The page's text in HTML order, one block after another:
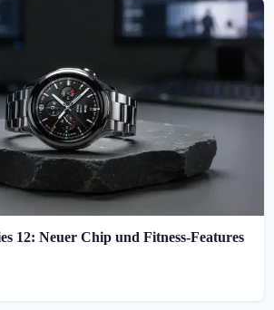
12: Neuer Chip und Fitness-Features